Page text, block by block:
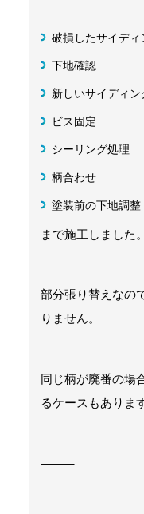
破損したサイデ
下地確認
新しいサイディン
ビス固定
シーリング処理
柄合わせ
塗装前の下地調整
まで施工しました。
部分張り替えなの
りません。
同じ柄が廃番の場
るケースもあります
⸻